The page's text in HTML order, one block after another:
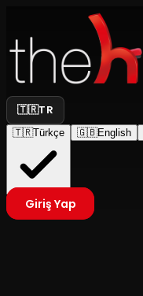
🇹🇷TR
🇹🇷Türkçe 🇬🇧English
Giriş Yap